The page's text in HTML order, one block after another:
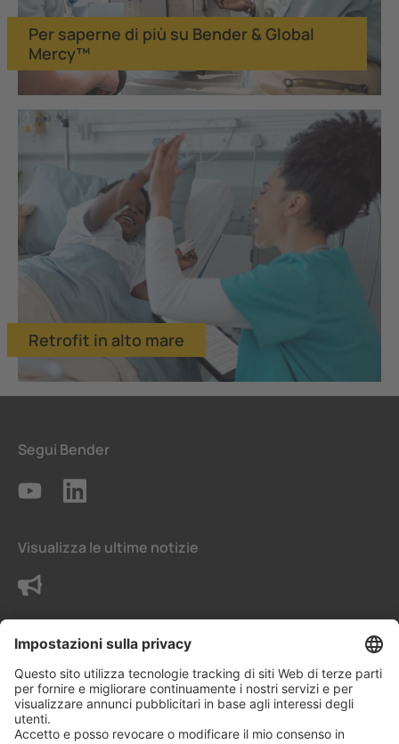
Per saperne di più su Bender & Global
Mercy™
Retrofit in alto mare
Segui Bender
Visualizza le ultime notizie
Contattaci